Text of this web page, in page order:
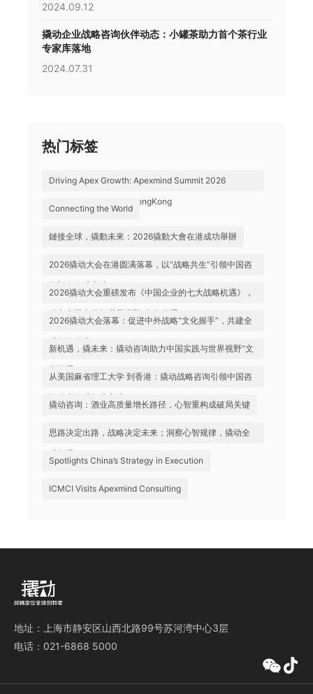
2024.09.12
撬动企业战略咨询伙伴动态：小罐茶助力首个茶行业
专家库落地
2024.07.31
热门标签
Driving Apex Growth: Apexmind Summit 2026
Successfully Held in HongKong
Connecting the World
鏈接全球，撬動未來：2026撬動大會在港成功舉辦
2026撬动大会在港圆满落幕，以“战略共生”引领中国咨
询迈向全球高地
2026撬动大会重磅发布《中国企业的七大战略机遇》，
助力中国实践与世界视野“文化握手”
2026撬动大会落幕：促进中外战略“文化握手”，共建全
球咨询生态
新机遇，撬未来：撬动咨询助力中国实践与世界视野“文
化握手”
从美国麻省理工大学 到香港：撬动战略咨询引领中国咨
询站上全球行业高地
撬动咨询：酒业高质量增长路径，心智重构成破局关键
思路决定出路，战略决定未来；洞察心智规律，撬动全
球机遇
Spotlights China’s Strategy in Execution
ICMCI Visits Apexmind Consulting
地址：上海市静安区山西北路99号苏河湾中心3层
电话：021-6868 5000